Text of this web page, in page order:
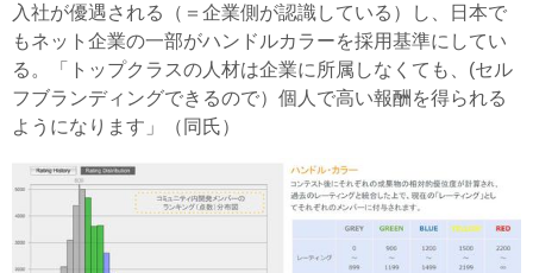
入社が優遇される（＝企業側が認識している）し、日本で
もネット企業の一部がハンドルカラーを採用基準にしてい
る。「トップクラスの人材は企業に所属しなくても、(セル
フブランディングできるので）個人で高い報酬を得られる
ようになります」（同氏）